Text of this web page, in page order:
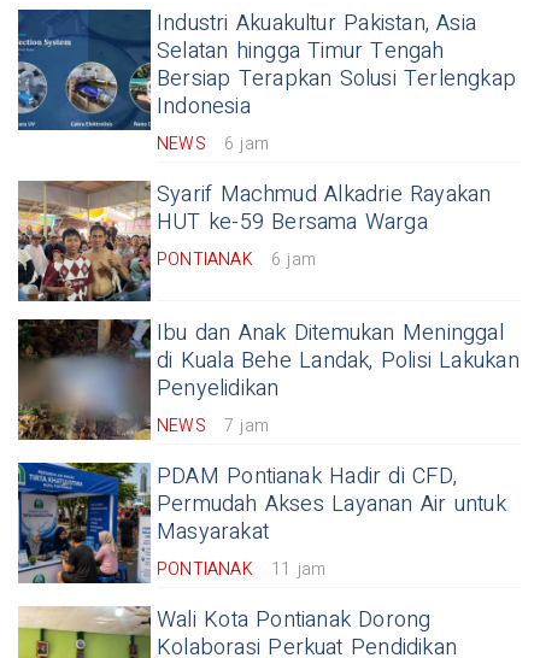
Industri Akuakultur Pakistan, Asia
Selatan hingga Timur Tengah
Bersiap Terapkan Solusi Terlengkap
Indonesia
NEWS 6 jam
Syarif Machmud Alkadrie Rayakan
HUT ke-59 Bersama Warga
PONTIANAK 6 jam
Ibu dan Anak Ditemukan Meninggal
di Kuala Behe Landak, Polisi Lakukan
Penyelidikan
NEWS 7 jam
PDAM Pontianak Hadir di CFD,
Permudah Akses Layanan Air untuk
Masyarakat
PONTIANAK 11 jam
Wali Kota Pontianak Dorong
Kolaborasi Perkuat Pendidikan